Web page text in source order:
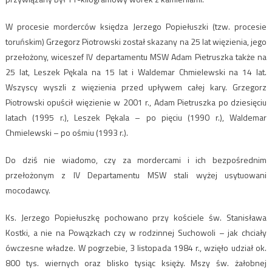
W procesie morderców księdza Jerzego Popiełuszki (tzw. procesie
toruńskim) Grzegorz Piotrowski został skazany na 25 lat więzienia, jego
przełożony, wiceszef IV departamentu MSW Adam Pietruszka także na
25 lat, Leszek Pękala na 15 lat i Waldemar Chmielewski na 14 lat.
Wszyscy wyszli z więzienia przed upływem całej kary. Grzegorz
Piotrowski opuścił więzienie w 2001 r., Adam Pietruszka po dziesięciu
latach (1995 r.), Leszek Pękala – po pięciu (1990 r.), Waldemar
Chmielewski – po ośmiu (1993 r.).
Do dziś nie wiadomo, czy za mordercami i ich bezpośrednim
przełożonym z IV Departamentu MSW stali wyżej usytuowani
mocodawcy.
Ks. Jerzego Popiełuszkę pochowano przy kościele św. Stanisława
Kostki, a nie na Powązkach czy w rodzinnej Suchowoli – jak chciały
ówczesne władze. W pogrzebie, 3 listopada 1984 r., wzięło udział ok.
800 tys. wiernych oraz blisko tysiąc księży. Mszy św. żałobnej